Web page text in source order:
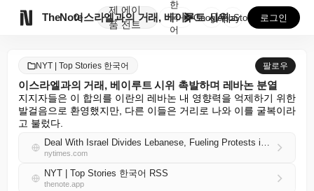
TheNote
제
품
에이
전트
이스라엘과의 거래, 베이루트 시위 촉발하며 레바논 분열
한
국
어
GooglePlay
AppStore 로그인
NYT | Top Stories 한국어 팔로우
이스라엘과의 거래, 베이루트 시위 촉발하며 레바논 분열
지지자들은 이 합의를 이란의 레바논 내 영향력을 억제하기 위한
발걸음으로 환영했지만, 다른 이들은 거리로 나와 이를 굴복이라
고 불렀다.
Deal With Israel Divides Lebanese, Fueling Protests in Beirut
nytimes.com
NYT | Top Stories 한국어 RSS
thenote.app